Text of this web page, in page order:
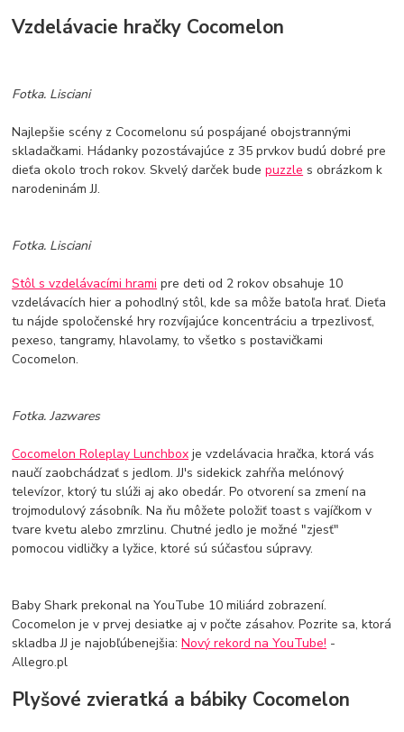
Vzdelávacie hračky Cocomelon
Fotka. Lisciani
Najlepšie scény z Cocomelonu sú pospájané obojstrannými
skladačkami. Hádanky pozostávajúce z 35 prvkov budú dobré pre
dieťa okolo troch rokov. Skvelý darček budepuzzle s obrázkom k
narodeninám JJ.
Fotka. Lisciani
Stôl s vzdelávacími hrami pre deti od 2 rokov obsahuje 10
vzdelávacích hier a pohodlný stôl, kde sa môže batoľa hrať. Dieťa
tu nájde spoločenské hry rozvíjajúce koncentráciu a trpezlivosť,
pexeso, tangramy, hlavolamy, to všetko s postavičkami
Cocomelon.
Fotka. Jazwares
Cocomelon Roleplay Lunchbox je vzdelávacia hračka, ktorá vás
naučí zaobchádzať s jedlom. JJ's sidekick zahŕňa melónový
televízor, ktorý tu slúži aj ako obedár. Po otvorení sa zmení na
trojmodulový zásobník. Na ňu môžete položiť toast s vajíčkom v
tvare kvetu alebo zmrzlinu. Chutné jedlo je možné "zjesť"
pomocou vidličky a lyžice, ktoré sú súčasťou súpravy.
Baby Shark prekonal na YouTube 10 miliárd zobrazení.
Cocomelon je v prvej desiatke aj v počte zásahov. Pozrite sa, ktorá
skladba JJ je najobľúbenejšia:Nový rekord na YouTube! -
Allegro.pl
Plyšové zvieratká a bábiky Cocomelon